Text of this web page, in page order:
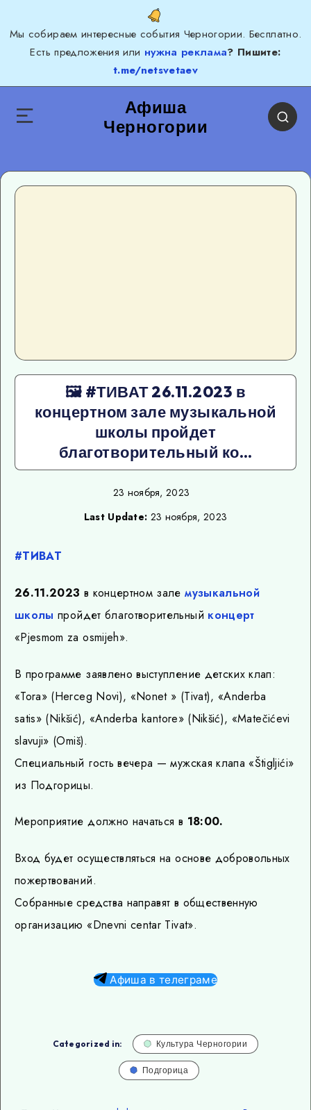
Мы собираем интересные события Черногории. Бесплатно.
Есть предложения или нужна реклама? Пишите:
t.me/netsvetaev
Афиша
Черногории
🖼 #ТИВАТ 26.11.2023 в
концертном зале музыкальной
школы пройдет
благотворительный ко…
23 ноября, 2023
Last Update: 23 ноября, 2023
#ТИВАТ
26.11.2023 в концертном залемузыкальной
школы пройдет благотворительный концерт
«Pjesmom za osmijeh».
В программе заявлено выступление детских клап:
«Tora» (Herceg Novi), «Nonet » (Tivat), «Anderba
satis» (Nikšić), «Anderba kantore» (Nikšić), «Matečićevi
slavuji» (Omiš).
Специальный гость вечера — мужская клапа «Štigljići»
из Подгорицы.
Мероприятие должно начаться в 18:00.
Вход будет осуществляться на основе добровольных
пожертвований.
Собранные средства направят в общественную
организацию «Dnevni centar Tivat».
Афиша в телеграме
Categorized in: Культура Черногории
Подгорица